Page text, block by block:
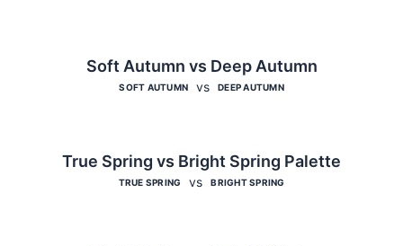
Soft Autumn vs Deep Autumn
SOFT AUTUMN vs DEEP AUTUMN
True Spring vs Bright Spring Palette
TRUE SPRING vs BRIGHT SPRING